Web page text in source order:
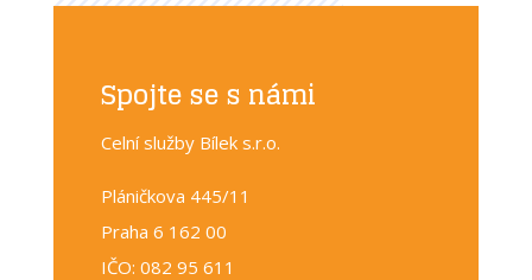
Spojte se s námi
Celní služby Bílek s.r.o.
Pláničkova 445/11
Praha 6 162 00
IČO: 082 95 611